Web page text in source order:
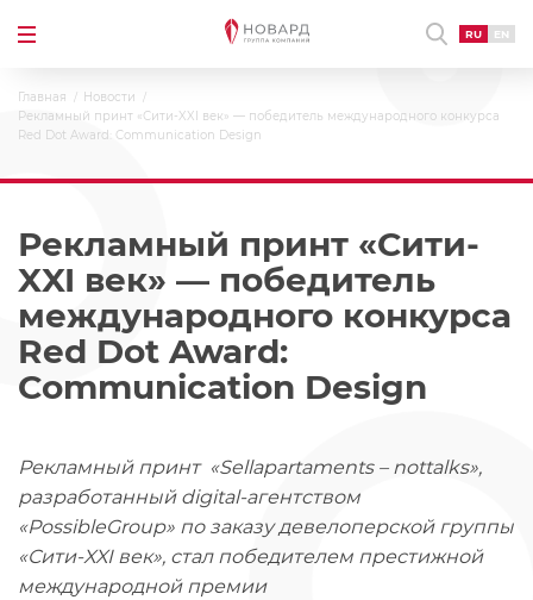
RU EN
Главная
Новости
Рекламный принт «Сити-XXI век» — победитель международного конкурса
Red Dot Award: Communication Design
Рекламный принт «Сити-
XXI век» — победитель
международного конкурса
Red Dot Award:
Communication Design
Рекламный принт «Sellapartaments – nottalks»,
разработанный digital-агентством
«PossibleGroup» по заказу девелоперской группы
«Сити-XXI век», стал победителем престижной
международной премии